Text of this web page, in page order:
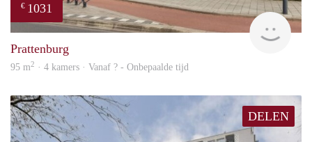
€ 1031
Prattenburg
95 m2 · 4 kamers · Vanaf ? - Onbepaalde tijd
DELEN